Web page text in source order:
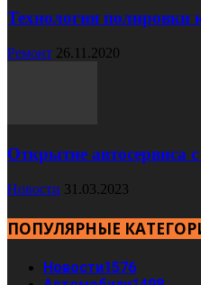
Технология полировки
Ремонт 26.11.2020
Открытие автосервиса
Новости 31.03.2023
ПОПУЛЯРНЫЕ
Новости1576